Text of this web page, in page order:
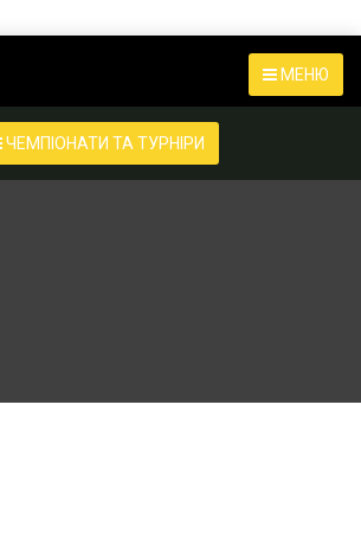
МЕНЮ
ЧЕМПІОНАТИ ТА ТУРНІРИ